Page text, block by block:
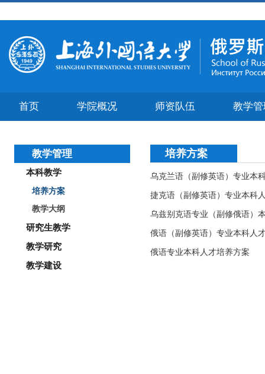
首页 学院概况 师资队伍 教学
教学管理
本科教学
培养方案
教学大纲
研究生教学
教学研究
教学建设
培养方案
乌克兰语（副修英语）专业本
捷克语（副修英语）专业本科
乌兹别克语专业（副修俄语）
俄语（副修英语）专业本科人
俄语专业本科人才培养方案